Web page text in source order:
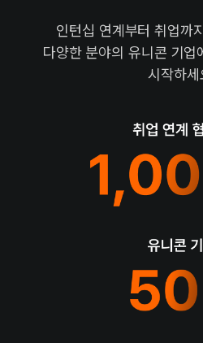
인턴십 연계부터 취업까
다양한 분야의 유니콘 기업
시작하세